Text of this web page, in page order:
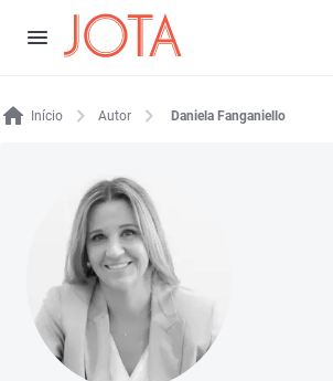
Início Autor Daniela Fanganiello